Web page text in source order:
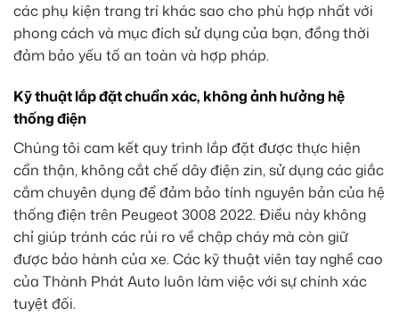
các phụ kiện trang trí khác sao cho phù hợp nhất với
phong cách và mục đích sử dụng của bạn, đồng thời
đảm bảo yếu tố an toàn và hợp pháp.
Kỹ thuật lắp đặt chuẩn xác, không ảnh hưởng hệ
thống điện
Chúng tôi cam kết quy trình lắp đặt được thực hiện
cẩn thận, không cắt chế dây điện zin, sử dụng các giắc
cắm chuyên dụng để đảm bảo tính nguyên bản của hệ
thống điện trên Peugeot 3008 2022. Điều này không
chỉ giúp tránh các rủi ro về chập cháy mà còn giữ
được bảo hành của xe. Các kỹ thuật viên tay nghề cao
của Thành Phát Auto luôn làm việc với sự chính xác
tuyệt đối.